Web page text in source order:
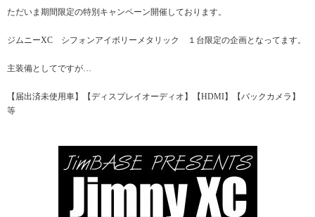
ただいま期間限定の特別キャンペーン開催しております。
ジムニーXC シフォンアイボリーメタリック １台限定の企画となってます。
主装備としてですが…
【届出済未使用車】【ディスプレイオーディオ】【HDMI】【バックカメラ】
等